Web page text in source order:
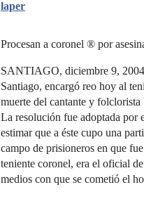
laper
Procesan a coronel ® por
SANTIAGO, diciembre 9,
Santiago, encargó reo hoy al
muerte del cantante y
La resolución fue adoptada por
estimar que a éste cupo una
campo de prisioneros en que
teniente coronel, era el oficial
medios con que se cometió el